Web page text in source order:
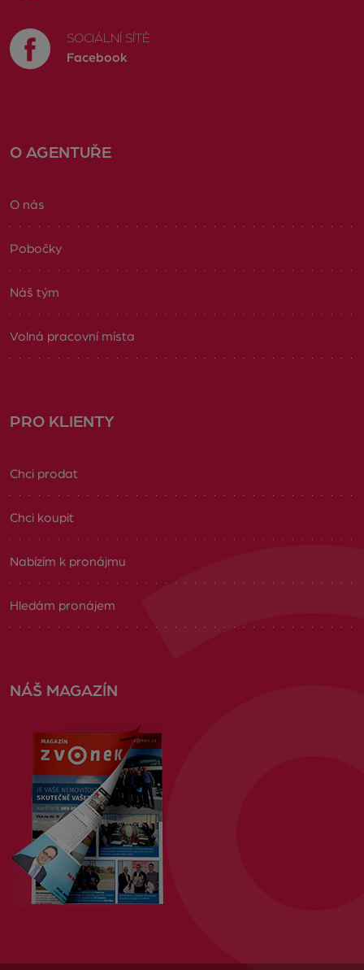
SOCIÁLNÍ SÍTĚ
Facebook
O AGENTUŘE
O nás
Pobočky
Náš tým
Volná pracovní místa
PRO KLIENTY
Chci prodat
Chci koupit
Nabízím k pronájmu
Hledám pronájem
NÁŠ MAGAZÍN